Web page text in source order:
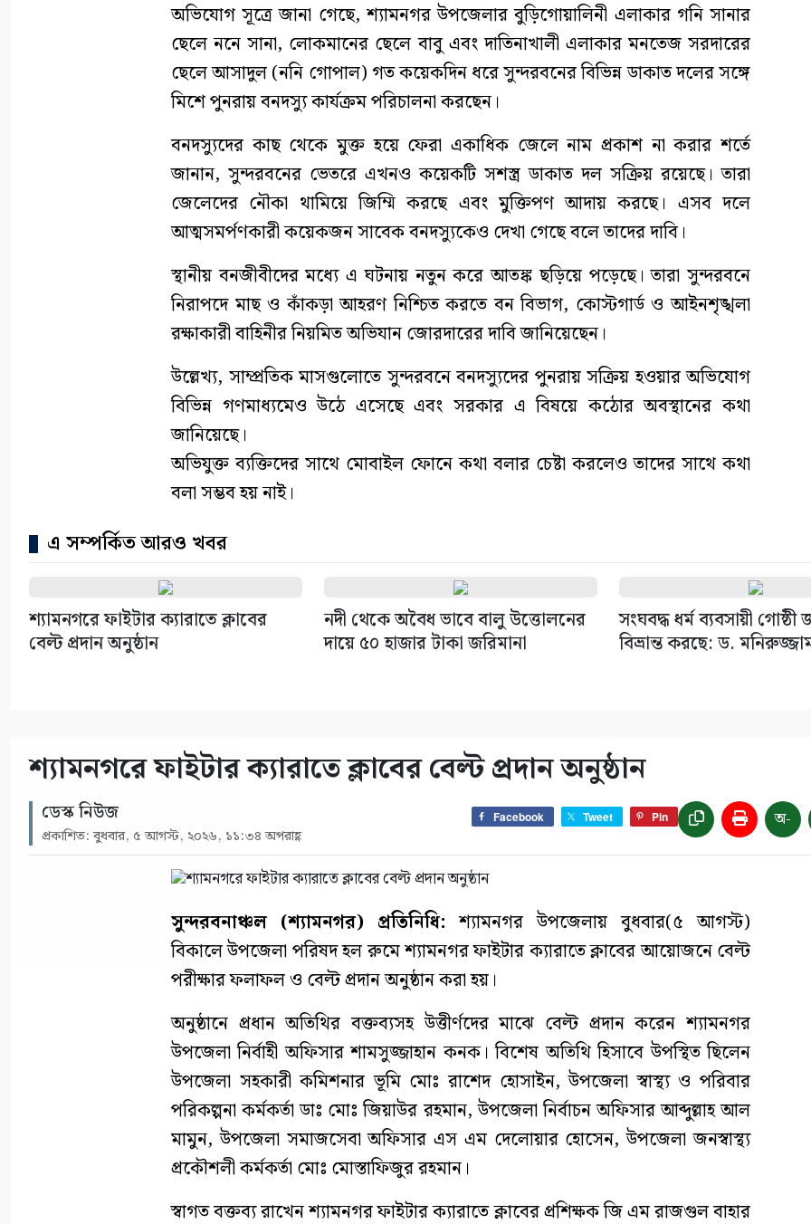
অভিযোগ সূত্রে জানা গেছে, শ্যামনগর উপজেলার বুড়িগোয়ালিনী এলাকার গনি সানার
ছেলে ননে সানা, লোকমানের ছেলে বাবু এবং দাতিনাখালী এলাকার মনতেজ সরদারের
ছেলে আসাদুল (ননি গোপাল) গত কয়েকদিন ধরে সুন্দরবনের বিভিন্ন ডাকাত দলের সঙ্গে
মিশে পুনরায় বনদস্যু কার্যক্রম পরিচালনা করছেন।
বনদস্যুদের কাছ থেকে মুক্ত হয়ে ফেরা একাধিক জেলে নাম প্রকাশ না করার শর্তে
জানান, সুন্দরবনের ভেতরে এখনও কয়েকটি সশস্ত্র ডাকাত দল সক্রিয় রয়েছে। তারা
জেলেদের নৌকা থামিয়ে জিম্মি করছে এবং মুক্তিপণ আদায় করছে। এসব দলে
আত্মসমর্পণকারী কয়েকজন সাবেক বনদস্যুকেও দেখা গেছে বলে তাদের দাবি।
স্থানীয় বনজীবীদের মধ্যে এ ঘটনায় নতুন করে আতঙ্ক ছড়িয়ে পড়েছে। তারা সুন্দরবনে
নিরাপদে মাছ ও কাঁকড়া আহরণ নিশ্চিত করতে বন বিভাগ, কোস্টগার্ড ও আইনশৃঙ্খলা
রক্ষাকারী বাহিনীর নিয়মিত অভিযান জোরদারের দাবি জানিয়েছেন।
উল্লেখ্য, সাম্প্রতিক মাসগুলোতে সুন্দরবনে বনদস্যুদের পুনরায় সক্রিয় হওয়ার অভিযোগ
বিভিন্ন গণমাধ্যমেও উঠে এসেছে এবং সরকার এ বিষয়ে কঠোর অবস্থানের কথা
জানিয়েছে।
অভিযুক্ত ব্যক্তিদের সাথে মোবাইল ফোনে কথা বলার চেষ্টা করলেও তাদের সাথে কথা
বলা সম্ভব হয় নাই।
এ সম্পর্কিত আরও খবর
শ্যামনগরে ফাইটার ক্যারাতে ক্লাবের
বেল্ট প্রদান অনুষ্ঠান
নদী থেকে অবৈধ ভাবে বালু উত্তোলনের
দায়ে ৫০ হাজার টাকা জরিমানা
সংঘবদ্ধ ধর্ম ব্যবসায়ী গোষ্ঠী
বিভ্রান্ত করছে: ড.
শ্যামনগরে ফাইটার ক্যারাতে ক্লাবের বেল্ট প্রদান অনুষ্ঠান
ডেস্ক নিউজ
প্রকাশিত: বুধবার, ৫ আগস্ট, ২০২৬, ১১:৩৪ অপরাহ্ণ
Facebook Tweet Pin অ-
সুন্দরবনাঞ্চল (শ্যামনগর) প্রতিনিধি: শ্যামনগর উপজেলায় বুধবার(৫ আগস্ট)
বিকালে উপজেলা পরিষদ হল রুমে শ্যামনগর ফাইটার ক্যারাতে ক্লাবের আয়োজনে বেল্ট
পরীক্ষার ফলাফল ও বেল্ট প্রদান অনুষ্ঠান করা হয়।
অনুষ্ঠানে প্রধান অতিথির বক্তব্যসহ উত্তীর্ণদের মাঝে বেল্ট প্রদান করেন শ্যামনগর
উপজেলা নির্বাহী অফিসার শামসুজ্জাহান কনক। বিশেষ অতিথি হিসাবে উপস্থিত ছিলেন
উপজেলা সহকারী কমিশনার ভূমি মোঃ রাশেদ হোসাইন, উপজেলা স্বাস্থ্য ও পরিবার
পরিকল্পনা কর্মকর্তা ডাঃ মোঃ জিয়াউর রহমান, উপজেলা নির্বাচন অফিসার আব্দুল্লাহ আল
মামুন, উপজেলা সমাজসেবা অফিসার এস এম দেলোয়ার হোসেন, উপজেলা জনস্বাস্থ্য
প্রকৌশলী কর্মকর্তা মোঃ মোস্তাফিজুর রহমান।
স্বাগত বক্তব্য রাখেন শ্যামনগর ফাইটার ক্যারাতে ক্লাবের প্রশিক্ষক জি এম রাজগুল বাহার